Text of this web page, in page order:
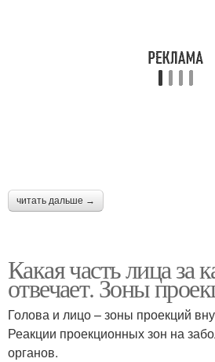
читать дальше →
Какая часть лица за
отвечает. Зоны
Голова и лицо – зоны проекций
Реакции проекционных зон на
органов.